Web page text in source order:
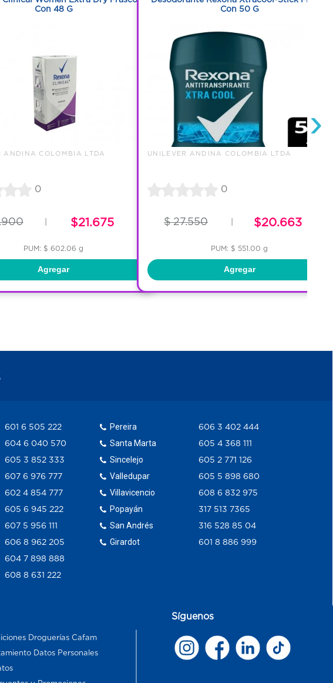
Con 48 G
ANDINA COLOMBIA LTDA
0
$21.675
PUM: $ 602.06 g
Agregar
Con 50 G
UNILEVER ANDINA COLOMBIA LTDA
0
$ 27.550 $20.663
PUM: $ 551.00 g
Agregar
›
601 6 505 222
604 6 040 570
605 3 852 333
607 6 976 777
602 4 854 777
605 6 945 222
607 5 956 111
606 8 962 205
604 7 898 888
608 8 631 222
Pereira
Santa Marta
Sincelejo
Valledupar
Villavicencio
Popayán
San Andrés
Girardot
606 3 402 444
605 4 368 111
605 2 771 126
605 5 898 680
608 6 832 975
317 513 7365
316 528 85 04
601 8 886 999
Droguerías Cafam
Datos Personales
Síguenos